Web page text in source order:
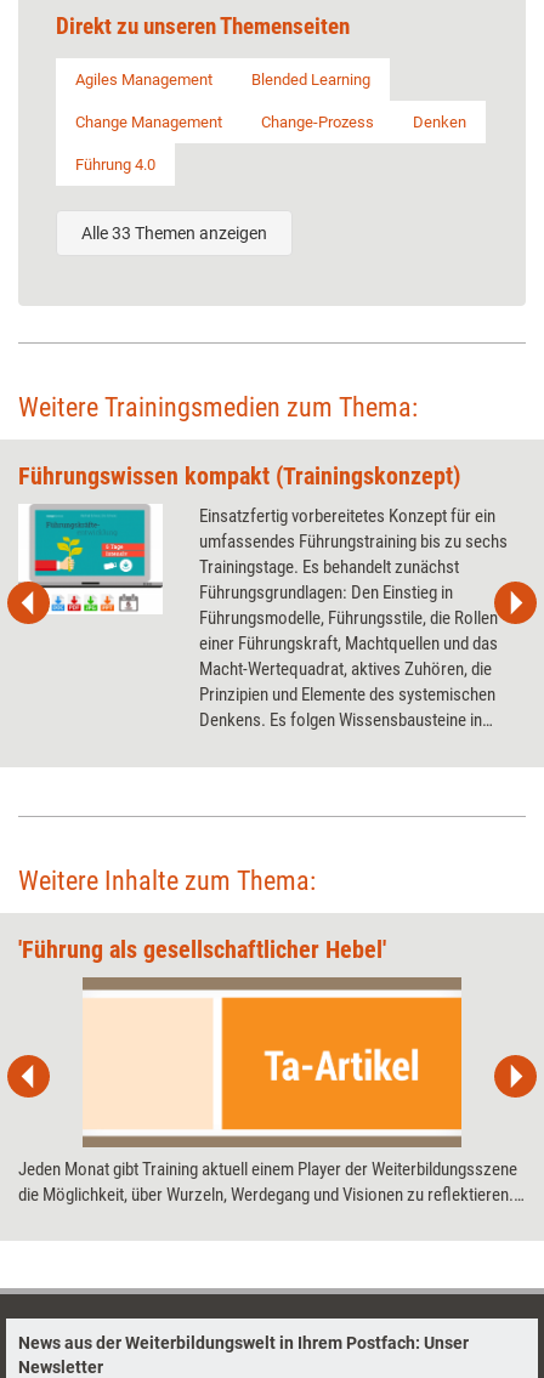
Direkt zu unseren Themenseiten
Agiles Management Blended Learning
Change Management Change-Prozess Denken
Führung 4.0
Alle 33 Themen anzeigen
Weitere Trainingsmedien zum Thema:
Führungswissen kompakt (Trainingskonzept)
Einsatzfertig vorbereitetes Konzept für ein
umfassendes Führungstraining bis zu sechs
Trainingstage. Es behandelt zunächst
Führungsgrundlagen: Den Einstieg in
Führungsmodelle, Führungsstile, die Rollen
einer Führungskraft, Machtquellen und das
Macht-Wertequadrat, aktives Zuhören, die
Prinzipien und Elemente des systemischen
Denkens. Es folgen Wissensbausteine in
Führung: Mitarbeitergespräche führen,
zielgerichtet kommunizieren, Verständnis für
Die Präsentation ist modern gestaltet und
Präsenzformate. Sie erhalten die
Präsentationsvorlagen als PowerPoint im
Flatdesign und ein weiteres Mal als klassische,
aufwendige Teilnehmer-Handout umfasst ca.
150 Seiten.
Weitere Inhalte zum Thema:
'Führung als gesellschaftlicher Hebel'
Jeden Monat gibt Training aktuell einem Player der Weiterbildungs­szene
die Möglichkeit, über Wurzeln, Werdegang und Visionen zu reflektieren.
Jubiläum.
News aus der Weiterbildungswelt in Ihrem Postfach: Unser
Newsletter